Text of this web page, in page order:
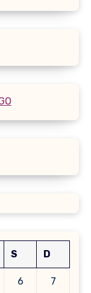
S D
6 7